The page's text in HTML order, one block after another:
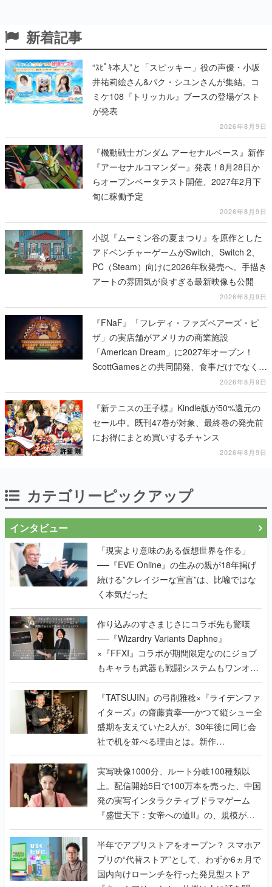
新着記事
“ｽﾋﾟｷ本人”と「スピッキー」役の声優・小坂
井祐莉絵さん&パク・シユンさんが集結。コ
ミケ108『トリッカル』ブースの登場ゲスト
が発表
2026年8月9日
『機動戦士ガンダム アーセナルベース』新作
『アーセナルコマンダー』発表！8月28日か
らオープンベータテスト開催、2027年2月下
旬に稼働予定
2026年8月9日
小説『ムーミン谷の夏まつり』を原作とした
アドベンチャーゲームがSwitch、Switch 2、
PC（Steam）向けに2026年秋発売へ。手描き
アートの雰囲気が良すぎる最新映像も公開
2026年8月9日
『FNaF』「フレディ・ファズベアーズ・ピ
ザ」の実店舗がアメリカの商業施設
「American Dream」に2027年オープン！
ScottGamesとの共同開発、食事だけでなくス
テージショーや没入型のホラー体験も楽しめ
る
2026年8月9日
『新テニスの王子様』Kindle版が50%還元の
セール中。既刊47巻が対象、最終巻の発売前
にお得にまとめ買いするチャンス
2026年8月9日
カテゴリーピックアップ
インタビュー
「現実より意味のある仮想世界を作る」
──『EVE Online』の生みの親が18年掲げ
続ける”クレイジーな宣言”は、比喩ではな
く本気だった
作り込みのすさまじさにコラボ先も驚嘆
──『Wizardry Variants Daphne』
×『FFXI』コラボが期間限定なのにジョブ
もキャラも武器も戦闘システムもワンオフ
で作り込まれた理由を両ディレクターに聞
く
『TATSUJIN』の弓削雅稔×『ライデンファ
イターズ』の齋藤貴幸──かつて縦シュー全
盛期を支えていた2人が、30年後に同じ会
社で机を並べる理由とは。新作
『TATSUJIN EXTREME』で初タッグを組
んだレジェンド2人に訊く開発秘話
実写映像1000分、ルート分岐100種類以
上。配信開始5日で100万本を売った、中国
発の実写インタラクティブドラマゲーム
『盛世天下：女帝への道II』の、規模が違
うこだわりをプロデューサーに聞いた
半年でアプリストアをオープン？ スマホア
プリの“代替ストア”として、わずか6ヵ月で
国内向けローンチを行った発見型ストア